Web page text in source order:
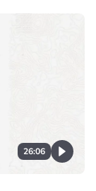
26:06